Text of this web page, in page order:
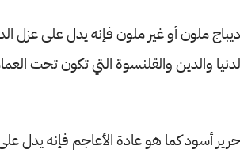
ملون أو غير ملون فإنه يدل على عزل
والدين والقلنسوة التي تكون تحت
أسود كما هو عادة الأعاجم فإنه يدل على